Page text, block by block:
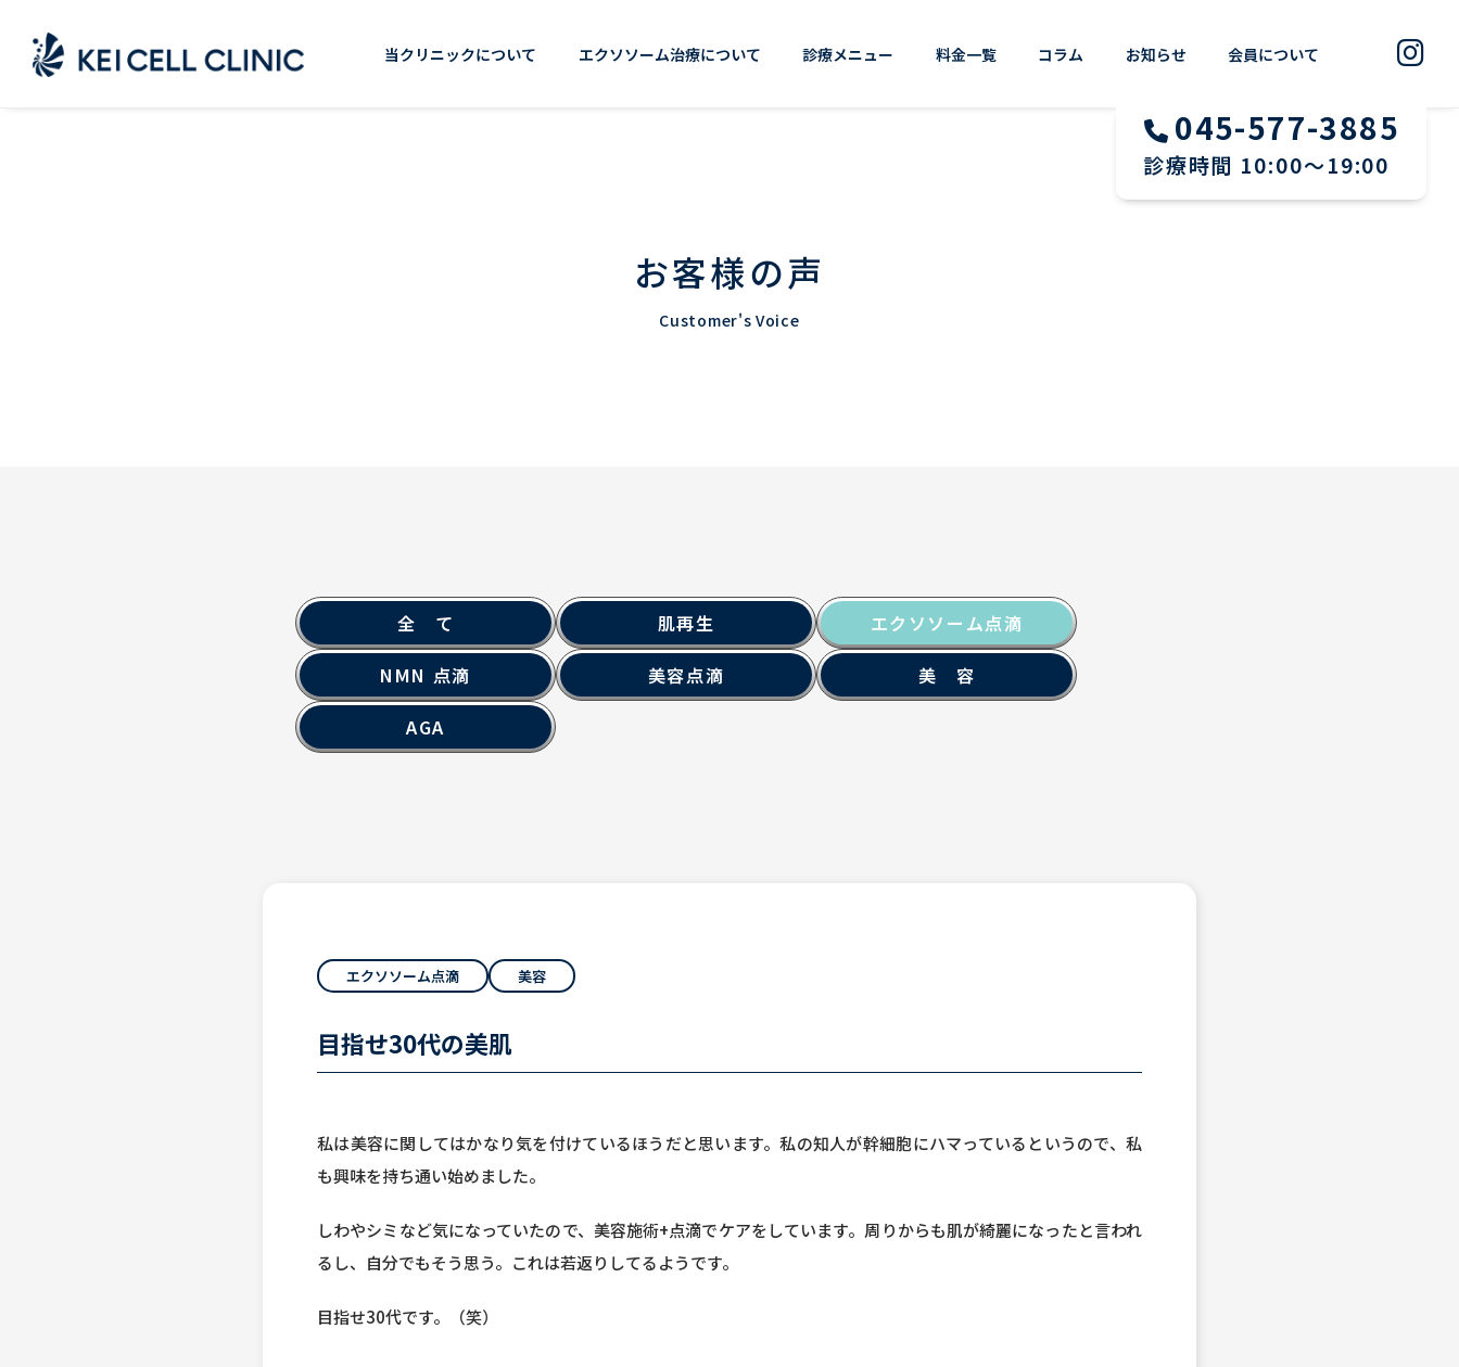
content
当クリニックについて エクソソーム治療について 診療メニュー 料金一覧 コラム お知らせ 会員について
045-577-3885
診療時間 10:00〜19:00
お客様の声
Customer's Voice
全 て 肌再生
エクソソーム点滴
NMN 点滴
美容点滴
美 容
AGA
エクソソーム点滴 美容
目指せ30代の美肌
私は美容に関してはかなり気を付けているほうだと思います。私の知人が幹細胞にハマっているというので、私
も興味を持ち通い始めました。
しわやシミなど気になっていたので、美容施術+点滴でケアをしています。周りからも肌が綺麗になったと言われ
るし、自分でもそう思う。これは若返りしてるようです。
目指せ30代です。（笑）